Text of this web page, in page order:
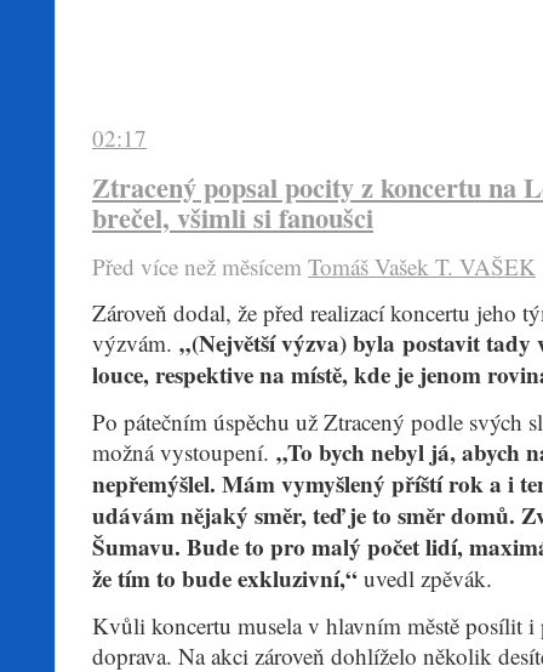
02:17
Ztracený popsal pocity z koncertu na
brečel, všimli si fanoušci
Před více než mĕsícem Tomáš Vašek T. VAŠEK
​Zároveň dodal, že před realizací koncertu jeho
výzvám. „(Největší výzva) byla postavit tady
louce, respektive na místě, kde je jenom
Po pátečním úspěchu už Ztracený podle svých
možná vystoupení. „To bych nebyl já, abych
nepřemýšlel. Mám vymyšlený příští rok a i
udávám nějaký směr, teď je to směr domů.
Šumavu. Bude to pro malý počet lidí,
že tím to bude exkluzivní,“ uvedl zpěvák.
Kvůli koncertu musela v hlavním městě posílit i
doprava. Na akci zároveň dohlíželo několik